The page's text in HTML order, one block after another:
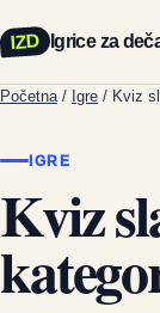
IZD Igrice za
Početna / Igre / Kviz
IGRE
Kviz